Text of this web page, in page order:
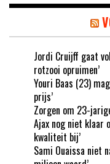
Jordi Cruijff gaat
rotzooi opruimen’
Youri Baas (23)
prijs’
Zorgen om 23-
Ajax nog niet klaar
kwaliteit bij’
Sami Ouaissa niet